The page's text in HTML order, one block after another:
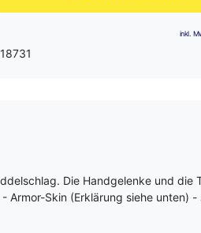
Die Handgelenke und die
Armor-Skin (Erklärung siehe unten)